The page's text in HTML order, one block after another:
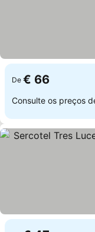
De € 66
Consulte os preços